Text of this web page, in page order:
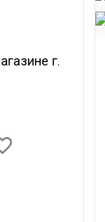
г.